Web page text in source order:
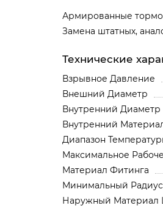
Армированные
Замена штатных,
Технические
Взрывное Давление
Внешний Диаметр
Внутренний Диаметр
Внутренний
Диапазон
Максимальное
Материал Фитинга
Минимальный
Наружный Материал